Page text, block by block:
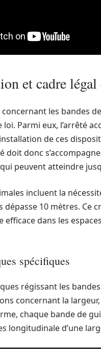
et cadre
les bandes
Parmi eux, l’arrêté
de ces
doit donc
peuvent atteindre
incluent la
dépasse 10 mètres. Ce
efficace dans les
spécifiques
régissant les
concernant la
chaque bande de
longitudinale d’une